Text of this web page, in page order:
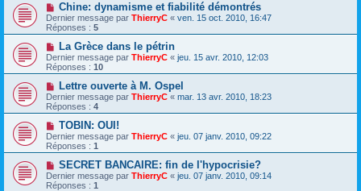
Chine: dynamisme et fiabilité démontrés
Dernier message par ThierryC « ven. 15 oct. 2010, 16:47
Réponses : 5
La Grèce dans le pétrin
Dernier message par ThierryC « jeu. 15 avr. 2010, 12:03
Réponses : 10
Lettre ouverte à M. Ospel
Dernier message par ThierryC « mar. 13 avr. 2010, 18:23
Réponses : 4
TOBIN: OUI!
Dernier message par ThierryC « jeu. 07 janv. 2010, 09:22
Réponses : 1
SECRET BANCAIRE: fin de l'hypocrisie?
Dernier message par ThierryC « jeu. 07 janv. 2010, 09:14
Réponses : 1